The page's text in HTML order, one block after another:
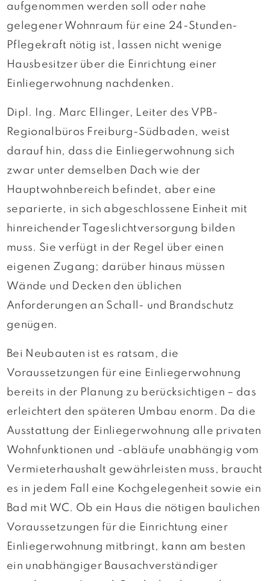
aufgenommen werden soll oder nahe
gelegener Wohnraum für eine 24-Stunden-
Pflegekraft nötig ist, lassen nicht wenige
Hausbesitzer über die Einrichtung einer
Einliegerwohnung nachdenken.
Dipl. Ing. Marc Ellinger, Leiter des VPB-
Regionalbüros Freiburg-Südbaden, weist
darauf hin, dass die Einliegerwohnung sich
zwar unter demselben Dach wie der
Hauptwohnbereich befindet, aber eine
separierte, in sich abgeschlossene Einheit mit
hinreichender Tageslichtversorgung bilden
muss. Sie verfügt in der Regel über einen
eigenen Zugang; darüber hinaus müssen
Wände und Decken den üblichen
Anforderungen an Schall- und Brandschutz
genügen.
Bei Neubauten ist es ratsam, die
Voraussetzungen für eine Einliegerwohnung
bereits in der Planung zu berücksichtigen – das
erleichtert den späteren Umbau enorm. Da die
Ausstattung der Einliegerwohnung alle privaten
Wohnfunktionen und -abläufe unabhängig vom
Vermieterhaushalt gewährleisten muss, braucht
es in jedem Fall eine Kochgelegenheit sowie ein
Bad mit WC. Ob ein Haus die nötigen baulichen
Voraussetzungen für die Einrichtung einer
Einliegerwohnung mitbringt, kann am besten
ein unabhängiger Bausachverständiger